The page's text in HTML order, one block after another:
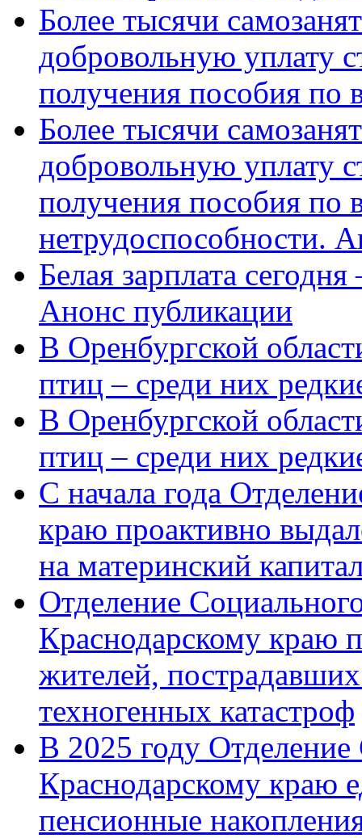
Более тысячи
добровольную уплату
получения пособия по
Более тысячи
добровольную уплату
получения пособия по
нетрудоспособности.
Белая зарплата
Анонс публикации
В Оренбургской
птиц – среди них
В Оренбургской
птиц – среди них
С начала года
краю проактивно
на материнский
Отделение
Краснодарскому краю
жителей,
техногенных катастроф
В 2025 году
Краснодарскому краю
пенсионные